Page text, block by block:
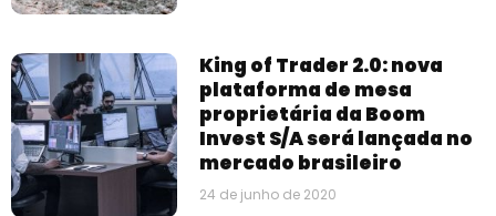
King of Trader 2.0: nova
plataforma de mesa
proprietária da Boom
Invest S/A será lançada no
mercado brasileiro
24 de junho de 2020